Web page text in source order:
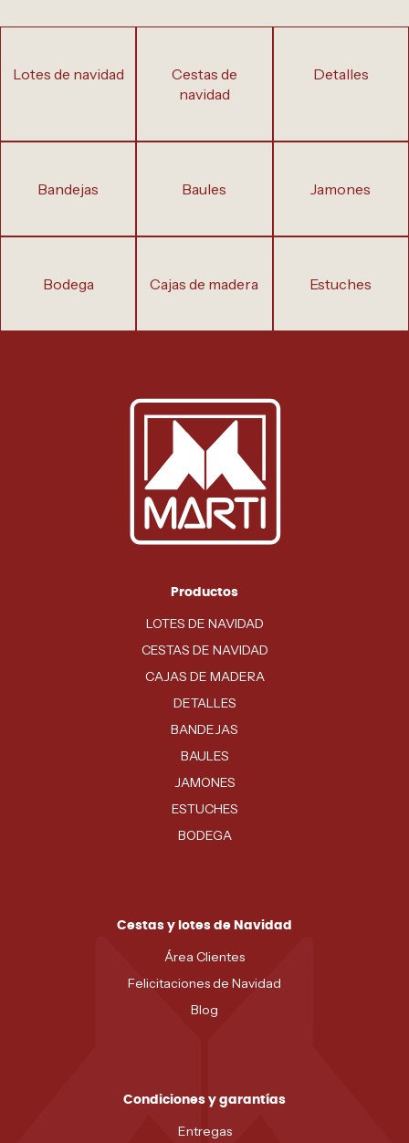
lotes de navidad
cestas de
navidad
detalles
bandejas baules jamones
bodega cajas de madera estuches
Productos
LOTES DE NAVIDAD
CESTAS DE NAVIDAD
CAJAS DE MADERA
DETALLES
BANDEJAS
BAULES
JAMONES
ESTUCHES
BODEGA
Cestas y lotes de Navidad
Área Clientes
Felicitaciones de Navidad
Blog
Condiciones y garantías
Entregas